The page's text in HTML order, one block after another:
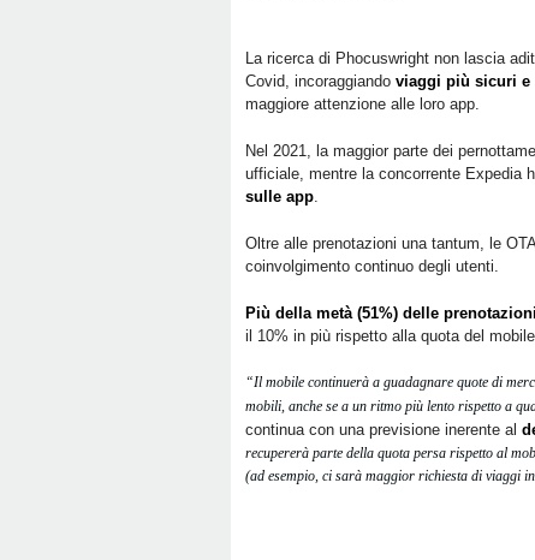
La ricerca di Phocuswright non lascia
Covid, incoraggiando viaggi più sicuri e
maggiore attenzione alle loro app.
Nel 2021, la maggior parte dei
ufficiale, mentre la concorrente Expedia
sulle app.
Oltre alle prenotazioni una tantum, le
coinvolgimento continuo degli utenti.
Più della metà (51%) delle
il 10% in più rispetto alla quota del
“Il mobile continuerà a guadagnare quote di
mobili, anche se a un ritmo più lento rispetto a
continua con una previsione inerente al
recupererà parte della quota persa rispetto al
(ad esempio, ci sarà maggior richiesta di viaggi